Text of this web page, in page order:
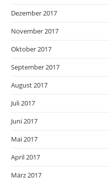
Dezember 2017
November 2017
Oktober 2017
September 2017
August 2017
Juli 2017
Juni 2017
Mai 2017
April 2017
März 2017